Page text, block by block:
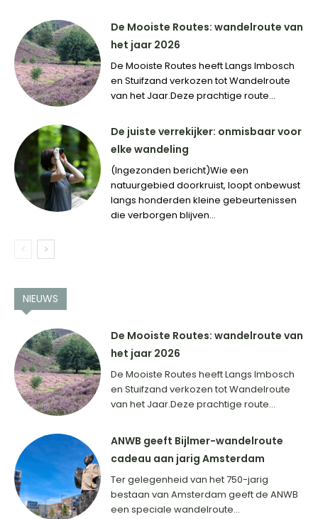
De Mooiste Routes: wandelroute van
het jaar 2026
De Mooiste Routes heeft Langs Imbosch
en Stuifzand verkozen tot Wandelroute
van het Jaar.Deze prachtige route...
De juiste verrekijker: onmisbaar voor
elke wandeling
(Ingezonden bericht)Wie een
natuurgebied doorkruist, loopt onbewust
langs honderden kleine gebeurtenissen
die verborgen blijven...
NIEUWS
De Mooiste Routes: wandelroute van
het jaar 2026
De Mooiste Routes heeft Langs Imbosch
en Stuifzand verkozen tot Wandelroute
van het Jaar.Deze prachtige route...
ANWB geeft Bijlmer-wandelroute
cadeau aan jarig Amsterdam
Ter gelegenheid van het 750-jarig
bestaan van Amsterdam geeft de ANWB
een speciale wandelroute...